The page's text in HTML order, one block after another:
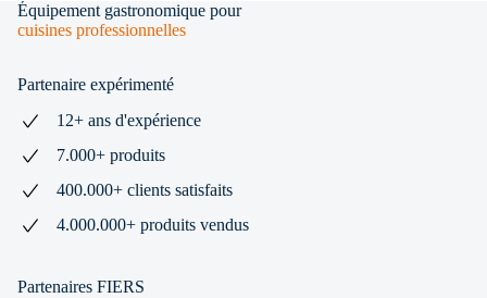
Équipement gastronomique pour
cuisines professionnelles
Partenaire expérimenté
12+ ans d'expérience
7.000+ produits
400.000+ clients satisfaits
4.000.000+ produits vendus
Partenaires FIERS